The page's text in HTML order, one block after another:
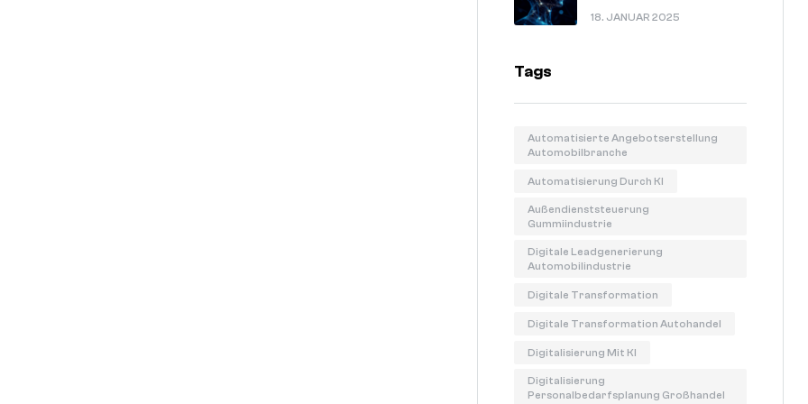
18. JANUAR 2025
Tags
Automatisierte Angebotserstellung
Automobilbranche
Automatisierung Durch KI
Außendienststeuerung
Gummiindustrie
Digitale Leadgenerierung
Automobilindustrie
Digitale Transformation
Digitale Transformation Autohandel
Digitalisierung Mit KI
Digitalisierung
Personalbedarfsplanung Großhandel